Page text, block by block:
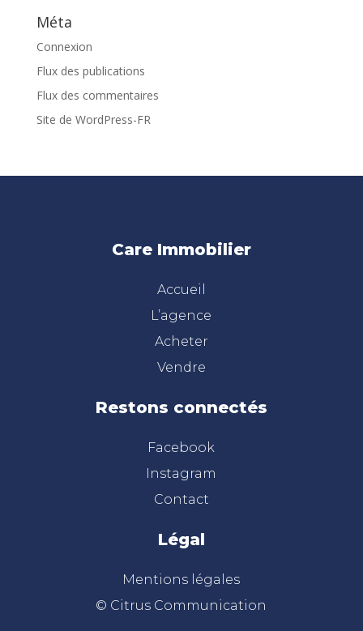
Méta
Connexion
Flux des publications
Flux des commentaires
Site de WordPress-FR
Care Immobilier
Accueil
L’agence
Acheter
Vendre
Restons connectés
Facebook
Instagram
Contact
Légal
Mentions légales
© Citrus Communication